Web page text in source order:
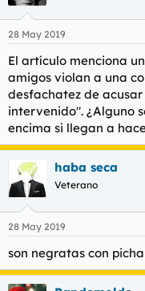
e
:
28 May 2019
El artículo menciona
amigos violan a una
desfachatez de
intervenido". ¿Alguno
encima si llegan a
haba seca
Veterano
28 May 2019
son negratas con